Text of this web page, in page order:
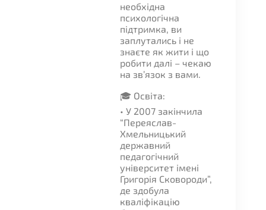
необхідна
психологічна
підтримка, ви
заплутались і не
знаєте як жити і що
робити далі – чекаю
на зв’язок з вами.
🎓 Освіта:
• У 2007 закінчила
“Переяслав-
Хмельницький
державний
педагогічний
університет імені
Григорія Сковороди”,
де здобула
кваліфікацію